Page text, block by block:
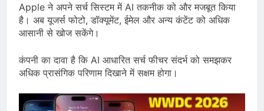
Apple ने अपने सर्च सिस्टम में AI तकनीक को और मजबूत किया
है। अब यूजर्स फोटो, डॉक्यूमेंट, ईमेल और अन्य कंटेंट को अधिक
आसानी से खोज सकेंगे।
कंपनी का दावा है कि AI आधारित सर्च फीचर संदर्भ को समझकर
अधिक प्रासंगिक परिणाम दिखाने में सक्षम होगा।